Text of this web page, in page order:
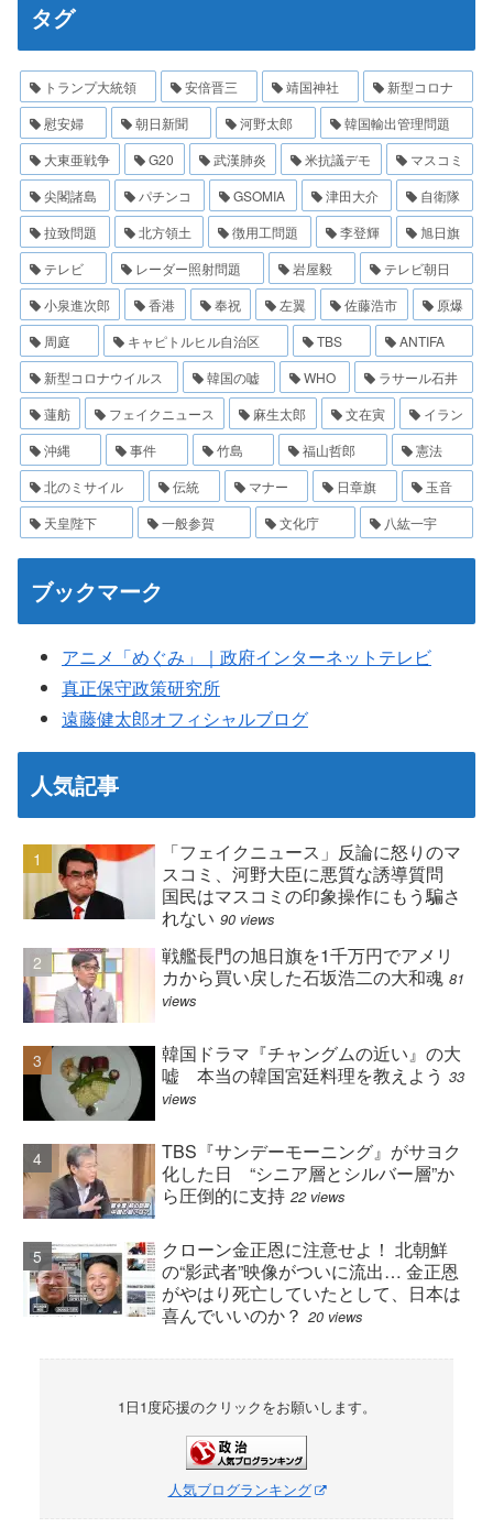
タグ
トランプ大統領 安倍晋三 靖国神社
新型コロナ
慰安婦
朝日新聞 河野太郎
韓国輸出管理問題
大東亜戦争
G20 武漢肺炎 米抗議デモ
マスコミ
尖閣諸島
パチンコ GSOMIA 津田大介
自衛隊
拉致問題
北方領土 徴用工問題 李登輝
旭日旗
テレビ
レーダー照射問題 岩屋毅
テレビ朝日
小泉進次郎
香港 奉祝 左翼 佐藤浩市
原爆
周庭
キャピトルヒル自治区 TBS
ANTIFA
新型コロナウイルス
韓国の嘘 WHO
ラサール石井
蓮舫
フェイクニュース 麻生太郎 文在寅
イラン
沖縄
事件 竹島 福山哲郎
憲法
北のミサイル
伝統 マナー 日章旗
玉音
天皇陛下
一般参賀 文化庁 八紘一宇
ブックマーク
アニメ「めぐみ」｜政府インターネットテレビ
真正保守政策研究所
遠藤健太郎オフィシャルブログ
人気記事
「フェイクニュース」反論に怒りのマ
スコミ、河野大臣に悪質な誘導質問
国民はマスコミの印象操作にもう騙さ
れない 90 views
戦艦長門の旭日旗を1千万円でアメリ
カから買い戻した石坂浩二の大和魂 81
views
韓国ドラマ『チャングムの近い』の大
嘘 本当の韓国宮廷料理を教えよう 33
views
TBS『サンデーモーニング』がサヨク
化した日 “シニア層とシルバー層”か
ら圧倒的に支持 22 views
クローン金正恩に注意せよ！ 北朝鮮
の“影武者”映像がついに流出… 金正恩
がやはり死亡していたとして、日本は
喜んでいいのか？ 20 views
1日1度応援のクリックをお願いします。
人気ブログランキング